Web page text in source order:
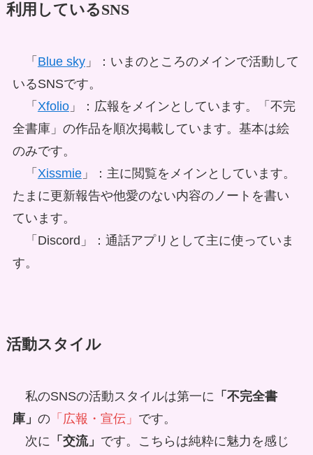
利用しているSNS
「 Blue sky」：いまのところのメインで活動して
いるSNSです。
「 Xfolio」：広報をメインとしています。「不完
全書庫」の作品を順次掲載しています。基本は絵
のみです。
「 Xissmie」：主に閲覧をメインとしています。
たまに更新報告や他愛のない内容のノートを書い
ています。
「Discord」：通話アプリとして主に使っていま
す。
活動スタイル
私のSNSの活動スタイルは第一に 「不完全書
庫」 の「広報・宣伝」 です。
次に 「交流」 です。こちらは純粋に魅力を感じ